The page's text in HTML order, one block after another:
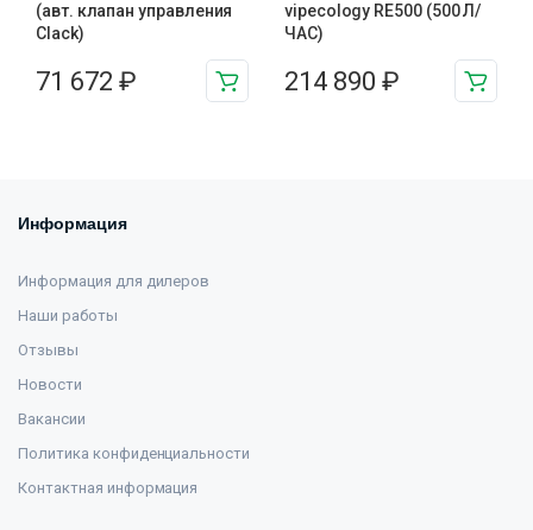
(авт. клапан управления
Clack)
71 672 ₽
vipecology RE500 (500 Л/
ЧАС)
214 890 ₽
Информация
Информация для дилеров
Наши работы
Отзывы
Новости
Вакансии
Политика конфиденциальности
Контактная информация